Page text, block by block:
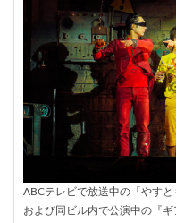
ABCテレビで放送中の「やす
および同ビル内で公演中の『ギ